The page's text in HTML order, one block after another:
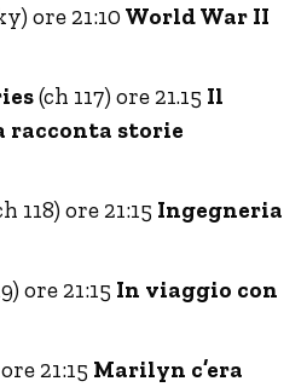
ore 21:10 World War II
(ch 117) ore 21.15 Il
racconta storie
118) ore 21:15 Ingegneria
ore 21:15 In viaggio con
21:15 Marilyn c’era